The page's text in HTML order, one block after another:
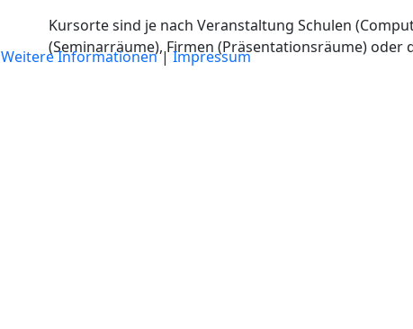
Kursorte sind je nach Veranstaltung Schulen
(Seminarräume), Firmen (Präsentationsräume)
Weitere Informationen|Impressum